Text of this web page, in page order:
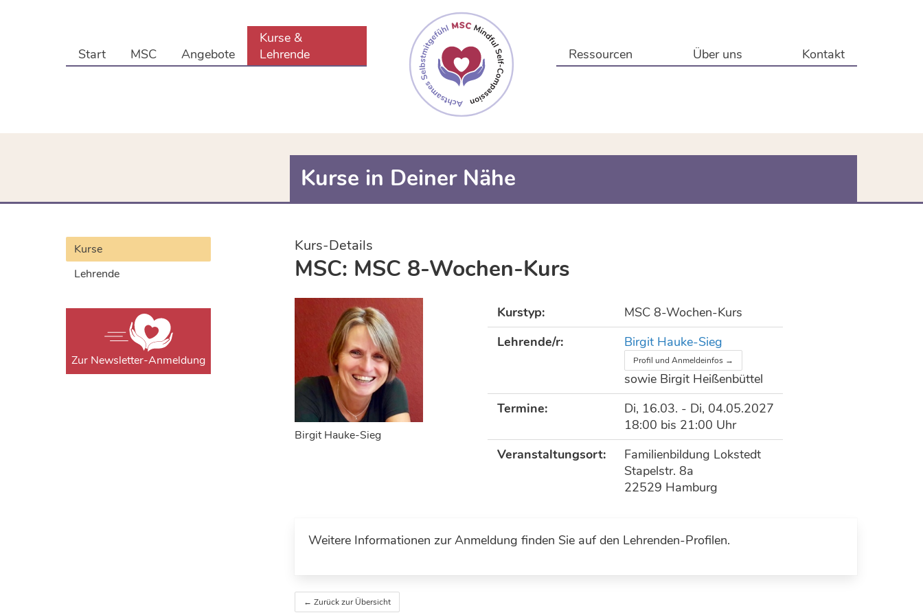
Start MSC Angebote
Kurse &
Lehrende
Ressourcen Über uns Kontakt
Kurse in Deiner Nähe
Kurse
Lehrende
Zur Newsletter-Anmeldung
Kurs-Details
MSC: MSC 8-Wochen-Kurs
Birgit Hauke-Sieg
Kurstyp:
MSC 8-Wochen-Kurs
Lehrende/r:
Birgit Hauke-Sieg
Profil und Anmeldeinfos →
sowie Birgit Heißenbüttel
Termine:
Di, 16.03. - Di, 04.05.2027
18:00 bis 21:00 Uhr
Veranstaltungsort:
Familienbildung Lokstedt
Stapelstr. 8a
22529 Hamburg
Weitere Informationen zur Anmeldung finden Sie auf den Lehrenden-Profilen.
← Zurück zur Übersicht